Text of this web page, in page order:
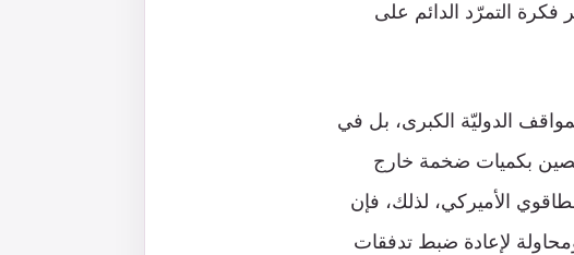
التمرّد الدائم على
الدوليّة الكبرى، بل في
الصين بكميات ضخمة خارج
الأميركي، لذلك، فإن
لإعادة ضبط تدفقات